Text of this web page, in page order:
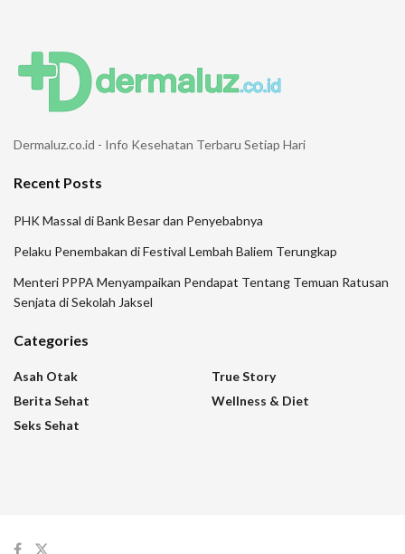
Dermaluz.co.id - Info Kesehatan Terbaru Setiap Hari
Recent Posts
PHK Massal di Bank Besar dan Penyebabnya
Pelaku Penembakan di Festival Lembah Baliem Terungkap
Menteri PPPA Menyampaikan Pendapat Tentang Temuan Ratusan
Senjata di Sekolah Jaksel
Categories
Asah Otak
Berita Sehat
Seks Sehat
True Story
Wellness & Diet